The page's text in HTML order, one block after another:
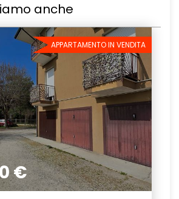
anche
APPARTAMENTO IN VENDITA
€